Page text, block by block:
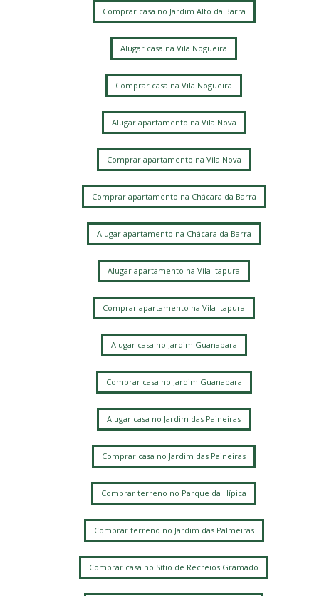
Comprar casa no Jardim Alto da Barra
Alugar casa na Vila Nogueira
Comprar casa na Vila Nogueira
Alugar apartamento na Vila Nova
Comprar apartamento na Vila Nova
Comprar apartamento na Chácara da Barra
Alugar apartamento na Chácara da Barra
Alugar apartamento na Vila Itapura
Comprar apartamento na Vila Itapura
Alugar casa no Jardim Guanabara
Comprar casa no Jardim Guanabara
Alugar casa no Jardim das Paineiras
Comprar casa no Jardim das Paineiras
Comprar terreno no Parque da Hípica
Comprar terreno no Jardim das Palmeiras
Comprar casa no Sítio de Recreios Gramado